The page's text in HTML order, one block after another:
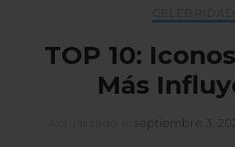
TOP 10:
Más
septiembre 3,